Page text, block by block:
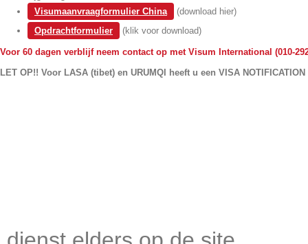
Visumaanvraagformulier China
(download hier)
Opdrachtformulier
(klik voor download)
Voor 60 dagen verblijf neem contact op met Visum International (010-
LET OP!! Voor LASA (tibet) en URUMQI heeft u een VISA